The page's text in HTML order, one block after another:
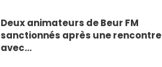
Deux animateurs de Beur FM
sanctionnés après une rencontre
avec…